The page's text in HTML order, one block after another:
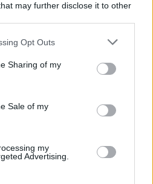
may further disclose it to other
Opt Outs
Sharing of my
Sale of my
my
Advertising.
πλειστηριασμούς μπορεί